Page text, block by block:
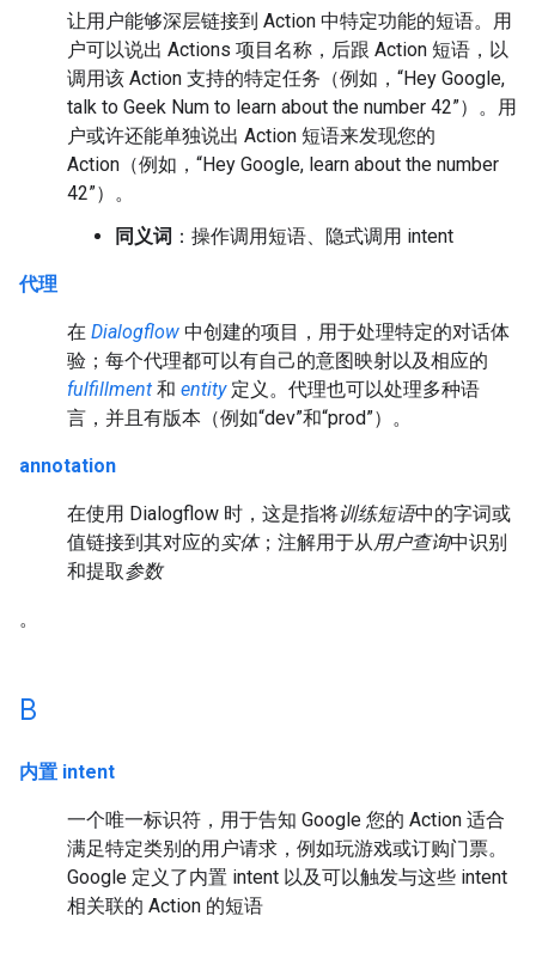
让用户能够深层链接到 Action 中特定功能的短语。用
户可以说出 Actions 项目名称，后跟 Action 短语，以
调用该 Action 支持的特定任务（例如，“Hey Google,
talk to Geek Num to learn about the number 42”）。用
户或许还能单独说出 Action 短语来发现您的
Action（例如，“Hey Google, learn about the number
42”）。
同义词 ：操作调用短语、隐式调用 intent
代理
在 Dialogflow 中创建的项目，用于处理特定的对话体
验；每个代理都可以有自己的意图映射以及相应的
fulfillment 和 entity定义。代理也可以处理多种语
言，并且有版本（例如“dev”和“prod”）。
annotation
在使用 Dialogflow 时，这是指将训练短语中的字词或
值链接到其对应的实体；注解用于从用户查询中识别
和提取参数
。
B
内置 intent
一个唯一标识符，用于告知 Google 您的 Action 适合
满足特定类别的用户请求，例如玩游戏或订购门票。
Google 定义了内置 intent 以及可以触发与这些 intent
相关联的 Action 的短语